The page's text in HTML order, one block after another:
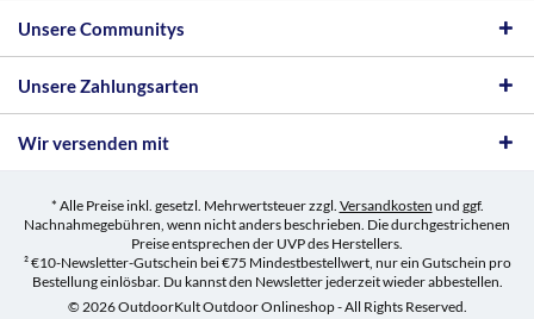
Unsere Communitys
Unsere Zahlungsarten
Wir versenden mit
* Alle Preise inkl. gesetzl. Mehrwertsteuer zzgl. Versandkosten und ggf.
Nachnahmegebühren, wenn nicht anders beschrieben. Die durchgestrichenen
Preise entsprechen der UVP des Herstellers.
² €10-Newsletter-Gutschein bei €75 Mindestbestellwert, nur ein Gutschein pro
Bestellung einlösbar. Du kannst den Newsletter jederzeit wieder abbestellen.
© 2026 OutdoorKult Outdoor Onlineshop - All Rights Reserved.